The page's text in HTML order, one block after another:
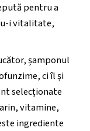
pentru a
i vitalitate,
șamponul
ci îl și
selecționate
vitamine,
ingrediente